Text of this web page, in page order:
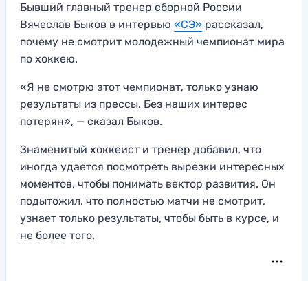
Бывший главный тренер сборной России
Вячеслав Быков в интервью «СЭ» рассказал,
почему не смотрит молодежный чемпионат мира
по хоккею.
«Я не смотрю этот чемпионат, только узнаю
результаты из прессы. Без наших интерес
потерян», — сказал Быков.
Знаменитый хоккеист и тренер добавил, что
иногда удается посмотреть вырезки интересных
моментов, чтобы понимать вектор развития. Он
подытожил, что полностью матчи не смотрит,
узнает только результаты, чтобы быть в курсе, и
не более того.